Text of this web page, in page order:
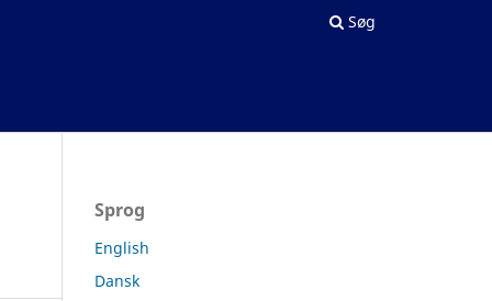
Søg
Sprog
English
Dansk